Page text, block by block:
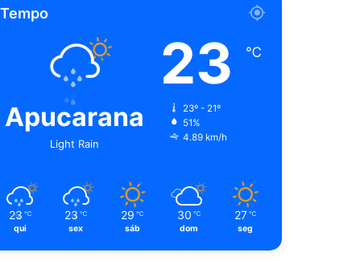
Tempo
Apucarana
Light Rain
23 ℃
23º - 21º
51%
4.89 km/h
23 ℃
qui
23 ℃
sex
29 ℃
sáb
30 ℃
dom
27 ℃
seg